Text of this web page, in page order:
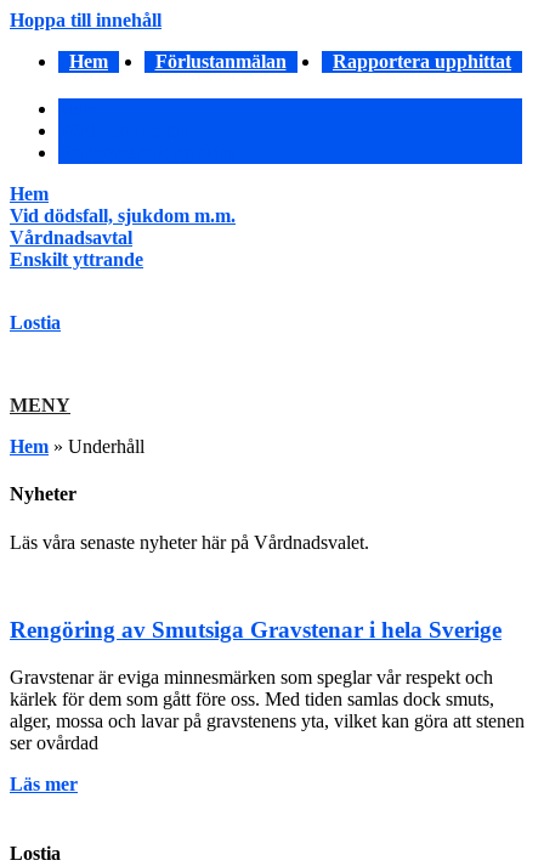
Hoppa till innehåll
Hem
Förlustanmälan Rapportera upphittat
Hem
Vid dödsfall, sjukdom m.m.
Vårdnadsavtal
Enskilt yttrande
Lostia
MENY
Hem » Underhåll
Nyheter
Läs våra senaste nyheter här på Vårdnadsvalet.
Rengöring av Smutsiga Gravstenar i hela Sverige
Gravstenar är eviga minnesmärken som speglar vår respekt och
kärlek för dem som gått före oss. Med tiden samlas dock smuts,
alger, mossa och lavar på gravstenens yta, vilket kan göra att stenen
ser ovårdad
Läs mer
Lostia